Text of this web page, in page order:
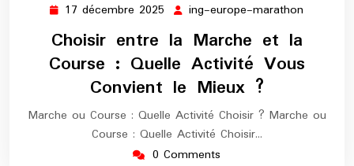
17 décembre 2025 17
décembre
2025
ing-europe-marathon
Choisir entre la Marche et la
Course : Quelle Activité Vous
Convient le Mieux ?
Marche ou Course : Quelle Activité Choisir ? Marche ou
Course : Quelle Activité Choisir…
0 Comments